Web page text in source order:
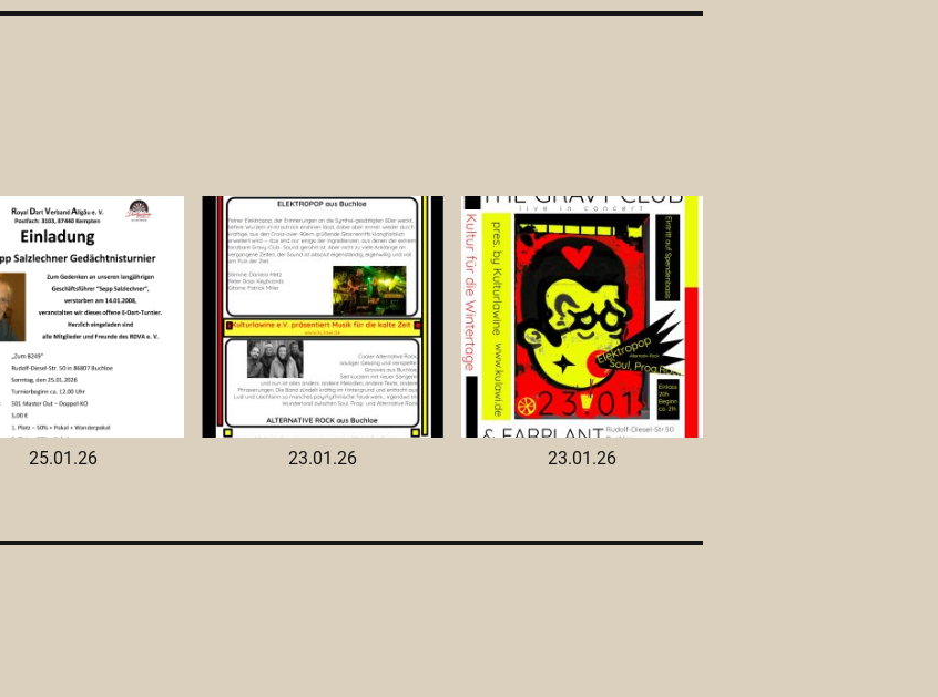
25.01.26 23.01.26 23.01.26